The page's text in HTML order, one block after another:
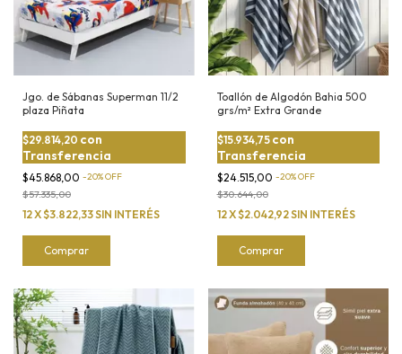
Jgo. de Sábanas Superman 11/2
plaza Piñata
$45.868,00 -20%OFF
$57.335,00
$29.814,20 con
Transferencia
12X$3.822,33SIN INTERÉS
Comprar
Toallón de Algodón Bahia 500
grs/m² Extra Grande
$24.515,00 -20%OFF
$30.644,00
$15.934,75 con
Transferencia
12X$2.042,92SIN INTERÉS
Comprar